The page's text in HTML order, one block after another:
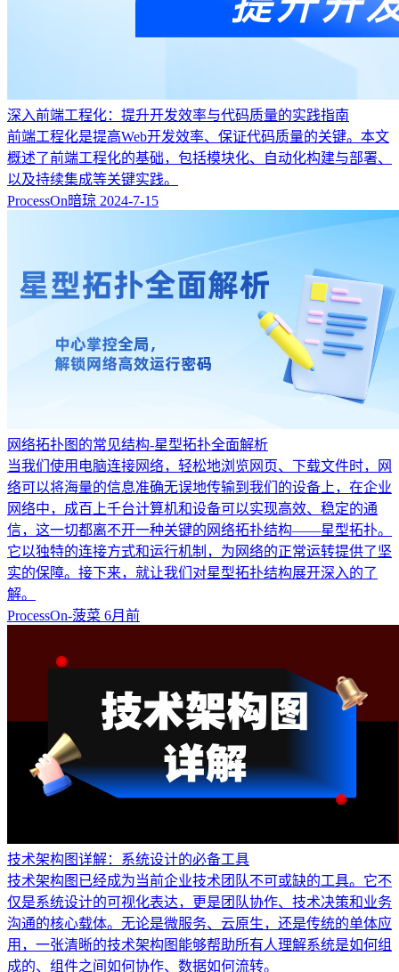
深入前端工程化：提升开发效率与代码质量的实践指南
前端工程化是提高Web开发效率、保证代码质量的关键。本文
概述了前端工程化的基础，包括模块化、自动化构建与部署、
以及持续集成等关键实践。
ProcessOn暗琼 2024-7-15
网络拓扑图的常见结构-星型拓扑全面解析
当我们使用电脑连接网络，轻松地浏览网页、下载文件时，网
络可以将海量的信息准确无误地传输到我们的设备上，在企业
网络中，成百上千台计算机和设备可以实现高效、稳定的通
信，这一切都离不开一种关键的网络拓扑结构——星型拓扑。
它以独特的连接方式和运行机制，为网络的正常运转提供了坚
实的保障。接下来，就让我们对星型拓扑结构展开深入的了
解。
ProcessOn-菠菜 6月前
技术架构图详解：系统设计的必备工具
技术架构图已经成为当前企业技术团队不可或缺的工具。它不
仅是系统设计的可视化表达，更是团队协作、技术决策和业务
沟通的核心载体。无论是微服务、云原生，还是传统的单体应
用，一张清晰的技术架构图能够帮助所有人理解系统是如何组
成的、组件之间如何协作、数据如何流转。